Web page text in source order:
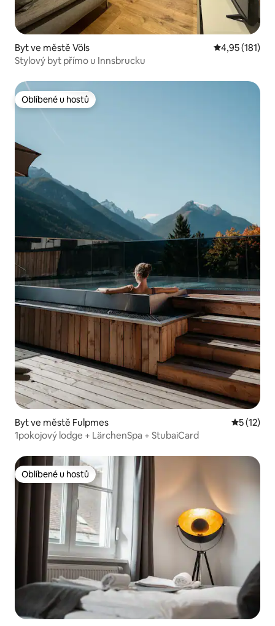
Byt ve městě Völs Průměrné
4,95 (181)
Stylový byt přímo u Innsbrucku
Oblíbené u hostů
Oblíbené u hostů
Byt ve městě Fulpmes
5 (12)
1pokojový lodge + LärchenSpa + StubaiCard
Oblíbené u hostů
Oblíbené u hostů